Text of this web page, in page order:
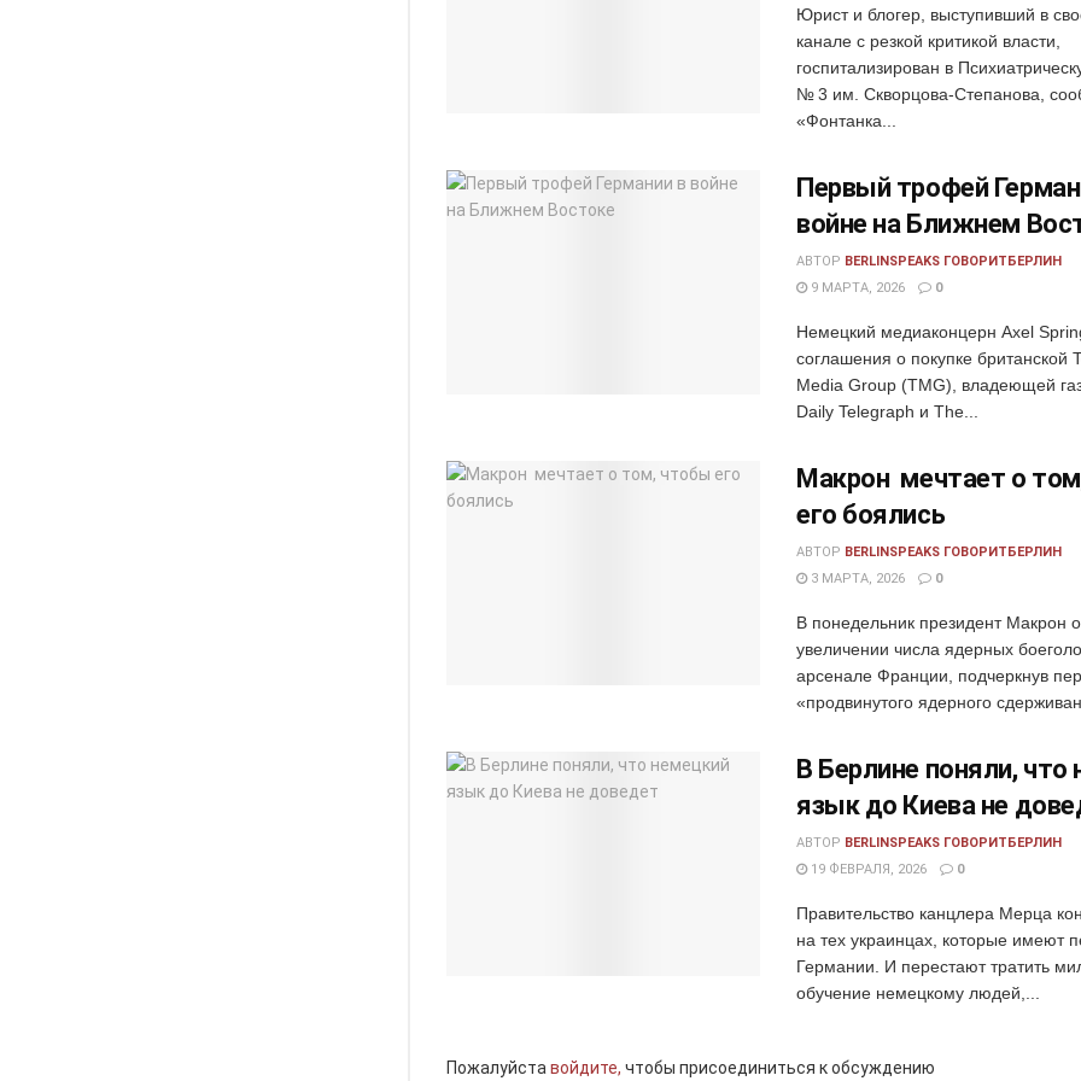
Юрист и блогер, выступивший в
канале с резкой критикой власти,
госпитализирован в
№ 3 им. Скворцова-Степанова,
«Фонтанка...
Первый трофей
войне на Ближнем
АВТОР BERLINSPEAKS ГОВОРИТБЕРЛИН
9 МАРТА, 2026
0
Немецкий медиаконцерн Axel
соглашения о покупке британской
Media Group (TMG), владеющей
Daily Telegraph и The...
Макрон мечтает о
его боялись
АВТОР BERLINSPEAKS ГОВОРИТБЕРЛИН
3 МАРТА, 2026
0
В понедельник президент Макрон
увеличении числа ядерных
арсенале Франции, подчеркнув
«продвинутого ядерного
В Берлине поняли, что
язык до Киева не
АВТОР BERLINSPEAKS ГОВОРИТБЕРЛИН
19 ФЕВРАЛЯ, 2026
0
Правительство канцлера Мерца
на тех украинцах, которые имеют
Германии. И перестают тратить
обучение немецкому людей,...
Пожалуйста войдите, чтобы присоединиться к обсуждению